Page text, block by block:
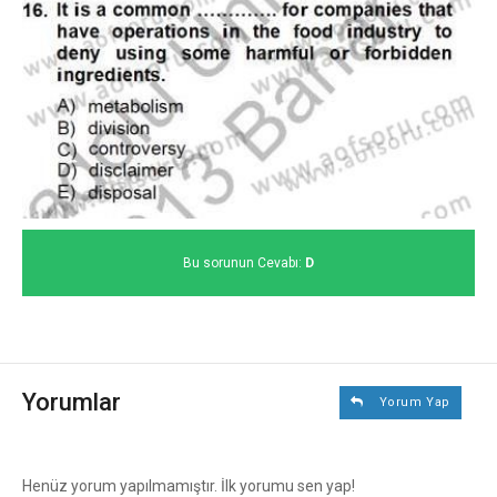
Bu sorunun Cevabı: D
Yorumlar Yorum Yap
Henüz yorum yapılmamıştır. İlk yorumu sen yap!